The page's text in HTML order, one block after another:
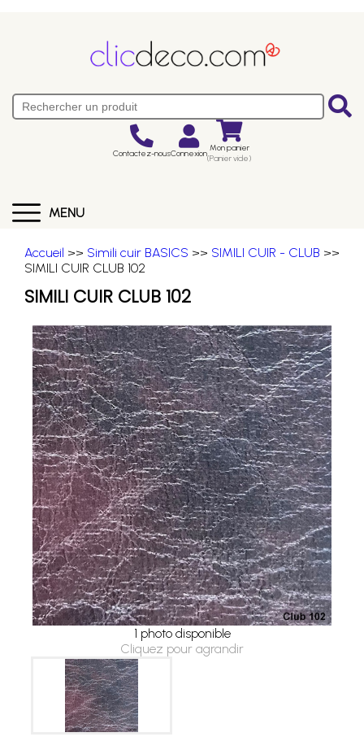
Contactez-nousConnexion Mon panier
(Panier vide)
MENU
Accueil >> Simili cuir BASICS >> SIMILI CUIR - CLUB >>
SIMILI CUIR CLUB 102
SIMILI CUIR CLUB 102
1 photo disponible
Cliquez pour agrandir